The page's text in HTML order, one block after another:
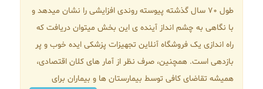
طول 70 سال گذشته پیوسته روندی افزایشی را نشان میدهد و
با نگاهی به چشم انداز آینده ی این بخش میتوان دریافت که
راه اندازی یک فروشگاه آنلاین تجهیزات پزشکی ایده خوب و پر
بازدهی است. همچنین، صرف نظر از آمار های کلان اقتصادی،
همیشه تقاضای کافی توسط بیمارستان ها و بیماران برای